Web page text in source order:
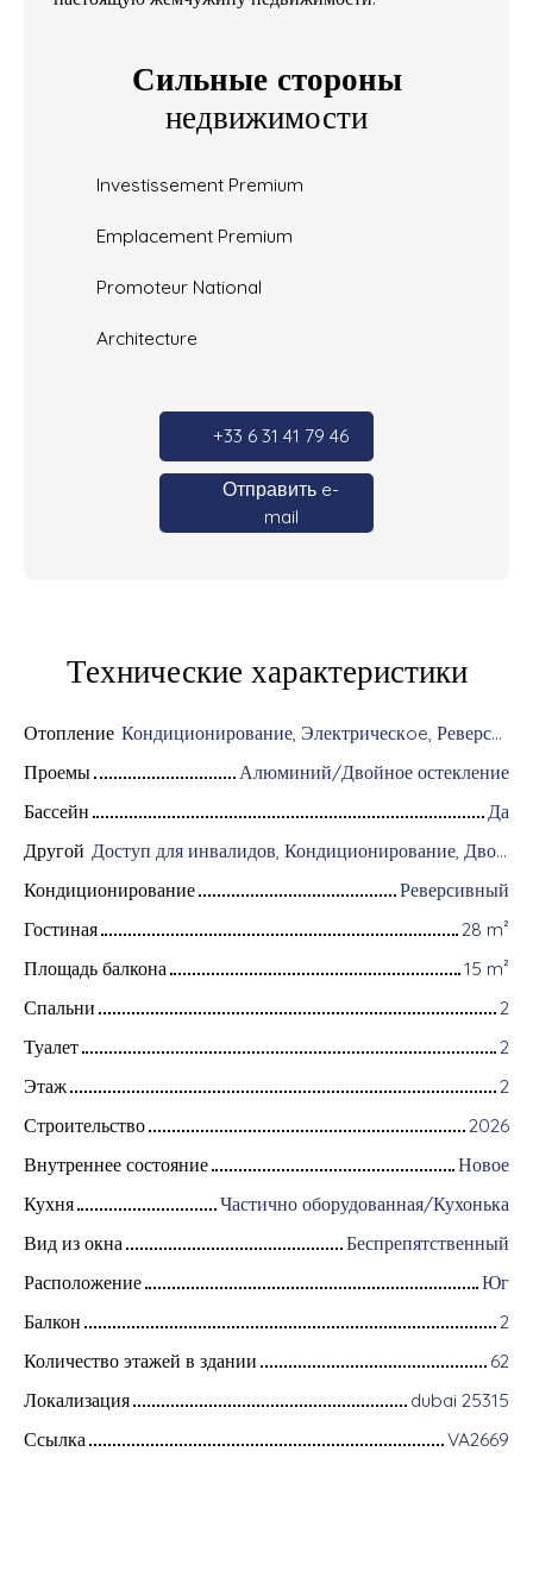
Сильные стороны
недвижимости
Investissement Premium
Emplacement Premium
Promoteur National
Architecture
+33 6 31 41 79 46
Отправить e-
mail
Технические характеристики
Отопление
Кондиционирование, Электрическoe, Реверсивный
Проемы
Алюминий/Двойное остекление
Бассейн
Да
Другой
Доступ для инвалидов, Кондиционирование, Дворник, Оборудование для домашней автоматизации, Оптоволоконный интернет, Хранитель, Система охранной сигнализации, Видеофон
Кондиционирование
Реверсивный
Гостиная
28 m²
Площадь балкона
15 m²
Спальни
2
Туалет
2
Этаж
2
Строительство
2026
Внутреннее состояние
Новое
Кухня
Частично оборудованная/Кухонька
Вид из окна
Беспрепятственный
Расположение
Юг
Балкон
2
Количество этажей в здании
62
Локализация
dubai 25315
Ссылка
VA2669